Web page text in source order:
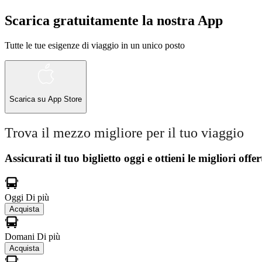
Scarica gratuitamente la nostra App
Tutte le tue esigenze di viaggio in un unico posto
Scarica su App Store
Trova il mezzo migliore per il tuo viaggio
Assicurati il ​​tuo biglietto oggi e ottieni le migliori
Oggi Di più
Acquista
Domani Di più
Acquista